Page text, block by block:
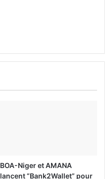
BOA-Niger et AMANA
lancent “Bank2Wallet” pour